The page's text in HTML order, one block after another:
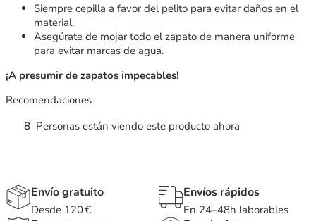
Siempre cepilla a favor del pelito para evitar daños en el
material.
Asegúrate de mojar todo el zapato de manera uniforme
para evitar marcas de agua.
¡A presumir de zapatos impecables!
Recomendaciones
8 Personas están viendo este producto ahora
Envío gratuito
Desde 120 €
Envíos rápidos
En 24–48h laborables